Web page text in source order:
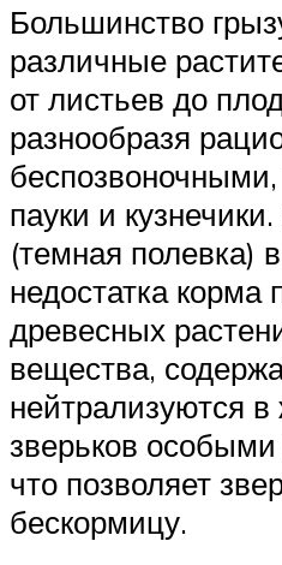
Большинство
различные
от листьев до
разнообразя
пауки и
(темная полевка)
недостатка корма
древесных
вещества,
нейтрализуются в
зверьков
что позволяет
бескормицу.